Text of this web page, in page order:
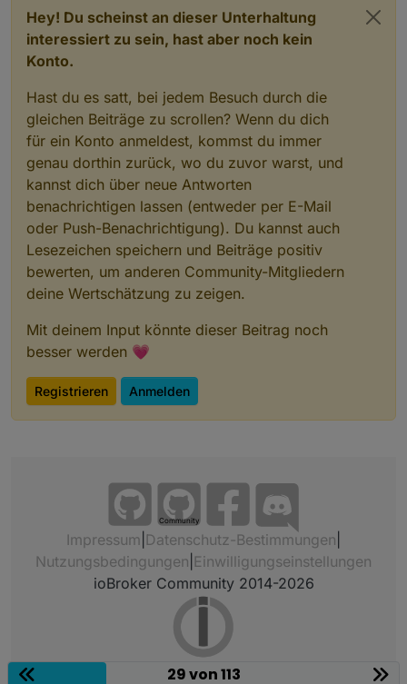
Hey! Du scheinst an dieser Unterhaltung
interessiert zu sein, hast aber noch kein
Konto.
Hast du es satt, bei jedem Besuch durch die
gleichen Beiträge zu scrollen? Wenn du dich
für ein Konto anmeldest, kommst du immer
genau dorthin zurück, wo du zuvor warst, und
kannst dich über neue Antworten
benachrichtigen lassen (entweder per E-Mail
oder Push-Benachrichtigung). Du kannst auch
Lesezeichen speichern und Beiträge positiv
bewerten, um anderen Community-Mitgliedern
deine Wertschätzung zu zeigen.
Mit deinem Input könnte dieser Beitrag noch
besser werden 💗
Registrieren Anmelden
Community
Impressum Datenschutz-Bestimmungen
Nutzungsbedingungen Einwilligungseinstellungen
ioBroker Community 2014-2026
29 von 113